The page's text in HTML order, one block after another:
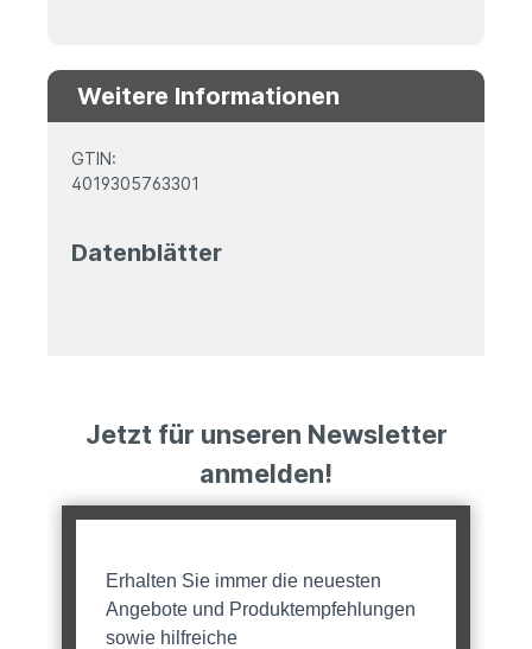
Weitere Informationen
GTIN:
4019305763301
Datenblätter
Jetzt für unseren Newsletter
anmelden!
Erhalten Sie immer die neuesten
Angebote und Produktempfehlungen
sowie hilfreiche